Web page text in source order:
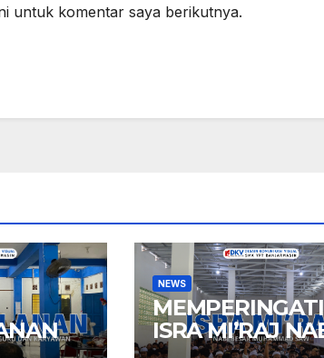
untuk komentar saya berikutnya.
NEWS
MEMPERINGATI
ISRA MI’RAJ
MUHAMMAD